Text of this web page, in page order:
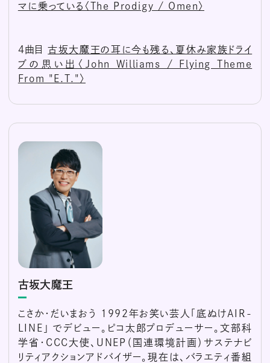
マに乗っている〈The Prodigy / Omen〉
4曲目古坂大魔王の耳に今も残る、夏休み家族ドライ
ブの思い出〈John Williams / Flying Theme
From "E.T."〉
古坂大魔王
こさか・だいまおう 1992年お笑い芸人「底ぬけAIR-
LINE」 でデビュー。ピコ太郎プロデューサー。文部科
学省・CCC大使、UNEP（国連環境計画）サステナビ
リティアクションアドバイザー。現在は、バラエティ番組